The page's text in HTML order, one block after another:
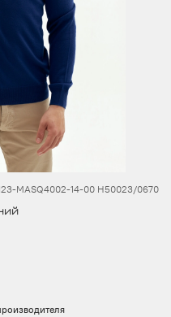
I23-MASQ4002-14-00 H50023/0670